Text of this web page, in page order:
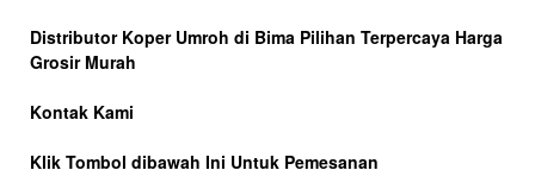
Distributor Koper Umroh di Bima Pilihan Terpercaya Harga
Grosir Murah
Kontak Kami
Klik Tombol dibawah Ini Untuk Pemesanan